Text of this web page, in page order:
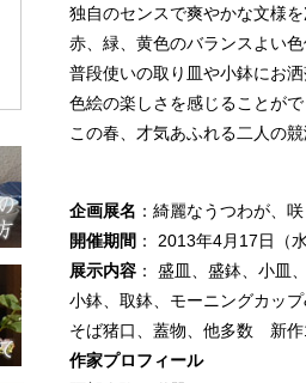
独自のセンスで爽やかな文様
赤、緑、黄色のバランスよい
普段使いの取り皿や小鉢にお
色絵の楽しさを感じることが
この春、才気あふれる二人の
企画展名 ：綺麗なうつわが、
開催期間 ： 2013年4月17日（
展示内容 ： 盛皿、盛鉢、小皿
小鉢、取鉢、モーニングカッ
そば猪口、蓋物、他多数 新
作家プロフィール